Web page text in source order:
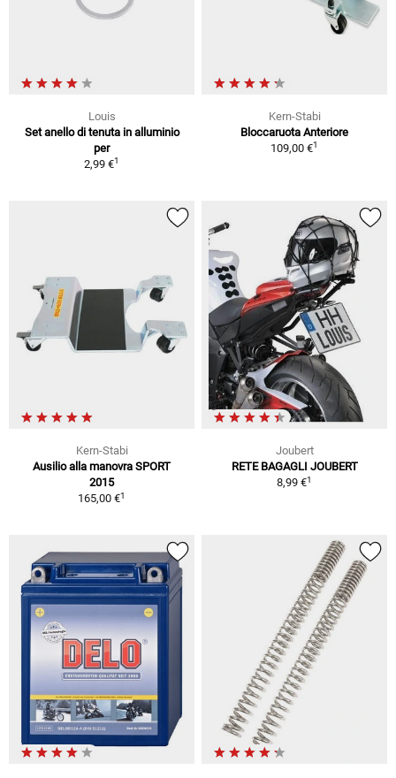
Louis
Set anello di tenuta in alluminio
per
2,99 €1
Kern-Stabi
Bloccaruota Anteriore
109,00 €1
Kern-Stabi
Ausilio alla manovra SPORT
2015
165,00 €1
Joubert
RETE BAGAGLI JOUBERT
8,99 €1